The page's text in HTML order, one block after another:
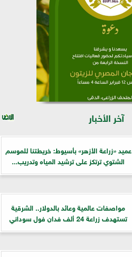
آخر الأخبار
عميد «زراعة الأزهر» بأسيوط: خريطتنا للموسم
الشتوي ترتكز على ترشيد المياه وتدريب...
مواصفات عالمية وعائد بالدولار.. الشرقية
تستهدف زراعة 24 ألف فدان فول سوداني